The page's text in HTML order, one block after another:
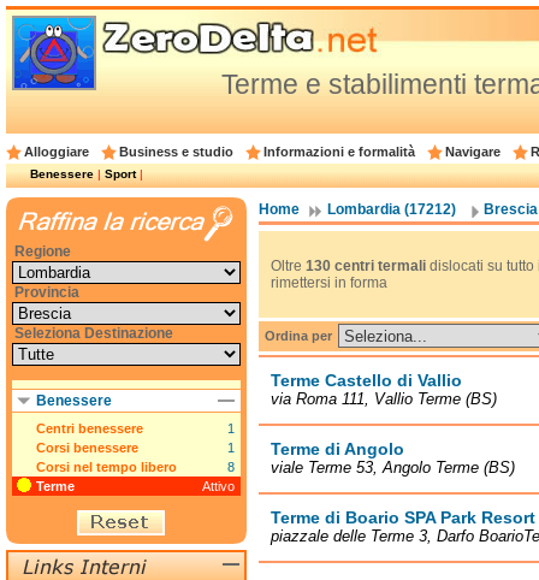
Terme e stabilimenti
Alloggiare Business e studio Informazioni e formalità Navigare
Benessere|Sport|
Home Lombardia (17212)
Oltre 130 centri termali dislocati su
rimettersi in forma
Ordina per
Terme Castello di Vallio
via Roma 111, Vallio Terme (BS)
Terme di Angolo
viale Terme 53, Angolo Terme (BS)
Terme di Boario SPA Park Resort
piazzale delle Terme 3, Darfo
Regione
Provincia
Seleziona Destinazione
Benessere
Centri benessere
1
Corsi benessere
1
Corsi nel tempo libero
8
Terme
Attivo